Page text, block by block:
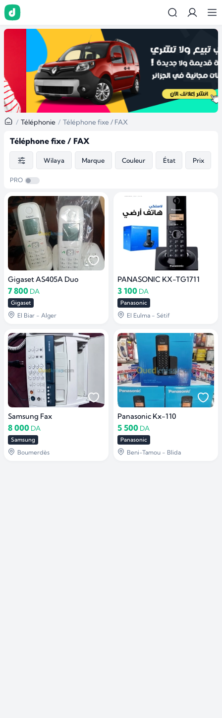
… Téléphonie Téléphone fixe / FAX
Téléphone fixe / FAX
Wilaya Marque Couleur État Prix
PRO
Gigaset AS405A Duo
7 800 DA
Gigaset
El Biar - Alger
PANASONIC KX-TG1711
3 100 DA
Panasonic
El Eulma - Sétif
Samsung Fax
8 000 DA
Samsung
Boumerdès
Panasonic Kx-110
5 500 DA
Panasonic
Beni-Tamou - Blida